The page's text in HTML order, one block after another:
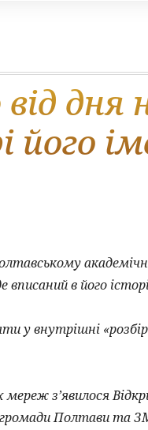
в його
у внутрішні
мереж з’явилося
Полтави та